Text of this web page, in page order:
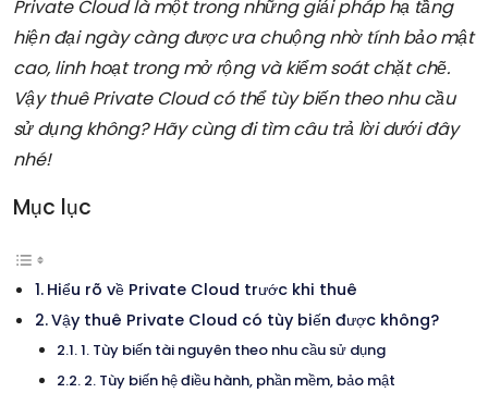
Private Cloud là một trong những giải pháp hạ tầng
hiện đại ngày càng được ưa chuộng nhờ tính bảo mật
cao, linh hoạt trong mở rộng và kiểm soát chặt chẽ.
Vậy thuê Private Cloud có thể tùy biến theo nhu cầu
sử dụng không? Hãy cùng đi tìm câu trả lời dưới đây
nhé!
Mục lục
Hiểu rõ về Private Cloud trước khi thuê
Vậy thuê Private Cloud có tùy biến được không?
1. Tùy biến tài nguyên theo nhu cầu sử dụng
2. Tùy biến hệ điều hành, phần mềm, bảo mật